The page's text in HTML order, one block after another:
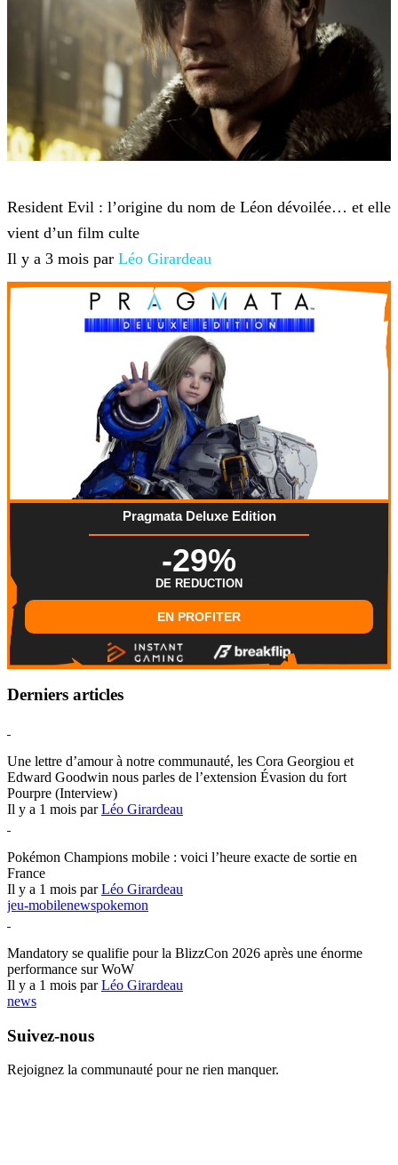
Resident Evil : l’origine du nom de Léon dévoilée… et elle
vient d’un film culte
Il y a 3 mois par Léo Girardeau
Pragmata Deluxe Edition
-29%
DE REDUCTION
EN PROFITER
Derniers articles
Une lettre d’amour à notre communauté, les Cora Georgiou et
Edward Goodwin nous parles de l’extension Évasion du fort
Pourpre (Interview)
Il y a 1 mois parLéo Girardeau
Pokémon Champions mobile : voici l’heure exacte de sortie en
France
Il y a 1 mois parLéo Girardeau
jeu-mobilenewspokemon
Mandatory se qualifie pour la BlizzCon 2026 après une énorme
performance sur WoW
Il y a 1 mois parLéo Girardeau
news
Suivez-nous
Rejoignez la communauté pour ne rien manquer.